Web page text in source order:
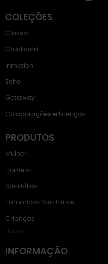
COLEÇÕES
Classic
Crocband
Inmotion
Echo
Getaway
Colaborações e licenças
PRODUTOS
Mulher
Homem
Sandálias
Tamancos Sanitários
Crianças
Botas
INFORMAÇÃO